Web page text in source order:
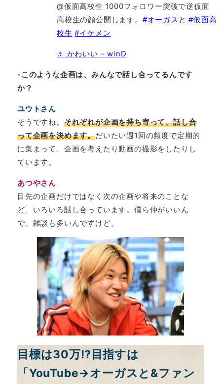
@仮面高校生 1000フォロワー突破で逆仮面
高校生の顔公開します。 #オーガスと #仮面高
校生 #イケメン
♬ かわいい – winD
-このような企画は、みんなで話し合ってるんです
か？
ユウトさん
そうですね。 それぞれが企画を持ち寄って、話し合
って企画を決めます。だいたい週1回の頻度で定期的
に集まって、企画を考えたり動画の撮影をしたりし
ています。
あつやさん
目先の企画だけではなく次の企画や将来のことな
ど、いろいろ話し合っています。僕ら仲がいいん
で、雑談も多いんですけど。
目標は30万⁉目指すは
「YouTube→オーガスと&ファン